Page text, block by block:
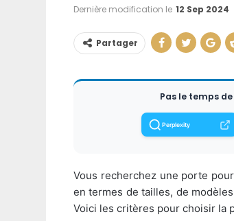
Dernière modification le 12 Sep 2024
Partager
Pas le temps
Perplexity
Vous recherchez une porte
en termes de tailles, de
Voici les critères pour choisir la